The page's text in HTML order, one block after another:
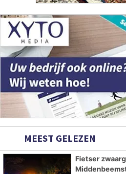
MEEST GELEZEN
Fietser